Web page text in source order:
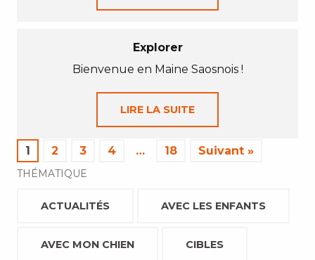
Explorer
Bienvenue en Maine Saosnois !
LIRE LA SUITE
1 2 3 4 … 18 Suivant »
THÉMATIQUE
ACTUALITÉS AVEC LES ENFANTS
AVEC MON CHIEN CIBLES